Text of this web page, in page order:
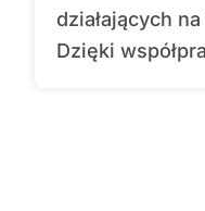
działających
Dzięki